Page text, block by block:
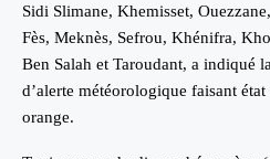
Sidi Slimane, Khemisset,
Fès, Meknès, Sefrou, Khénifra,
Ben Salah et Taroudant, a indiqué
d’alerte météorologique faisant
orange.